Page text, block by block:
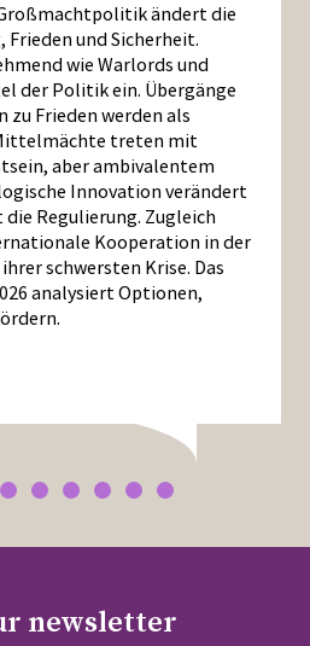
ändert die
Frieden und Sicherheit.
wie Warlords und
der Politik ein. Übergänge
Frieden werden als
treten mit
aber ambivalentem
Innovation verändert
Regulierung. Zugleich
Kooperation in der
schwersten Krise. Das
analysiert Optionen,
newsletter